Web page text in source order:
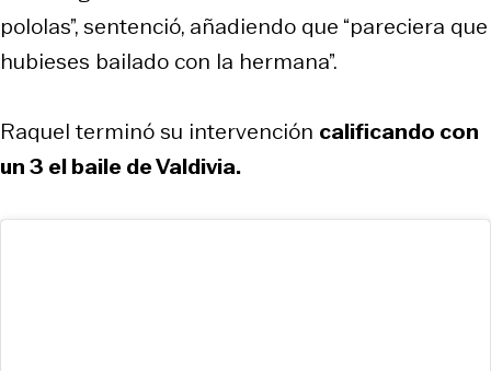
pololas”, sentenció, añadiendo que “pareciera que
hubieses bailado con la hermana”.
Raquel terminó su intervención calificando con
un 3 el baile de Valdivia.